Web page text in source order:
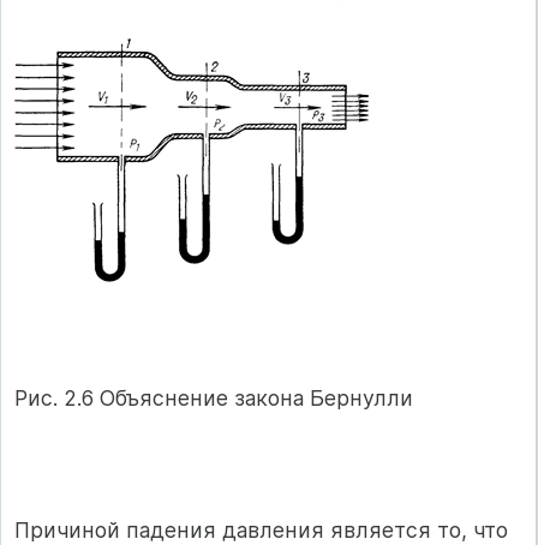
Рис. 2.6 Объяснение закона Бернулли
Причиной падения давления является то, что